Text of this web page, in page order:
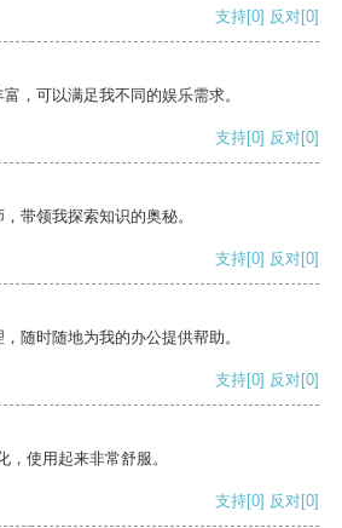
支持[0] 反对[0]
，可以满足我不同的娱乐需求。
支持[0] 反对[0]
带领我探索知识的奥秘。
支持[0] 反对[0]
随时随地为我的办公提供帮助。
支持[0] 反对[0]
使用起来非常舒服。
支持[0] 反对[0]